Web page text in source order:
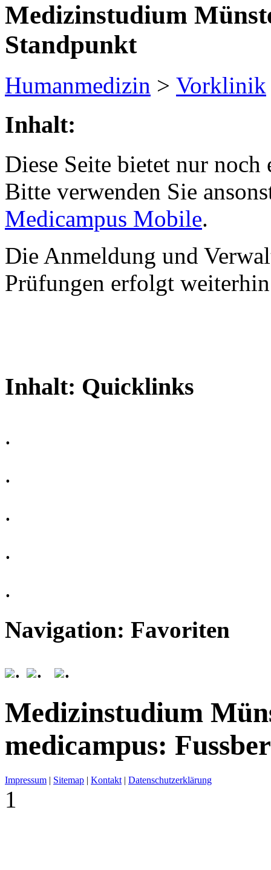
Medizinstudium
Standpunkt
Humanmedizin > Vorklinik
Inhalt:
Diese Seite bietet nur
Bitte verwenden Sie
Medicampus Mobile.
Die Anmeldung und
Prüfungen erfolgt
Inhalt: Quicklinks
.
.
.
.
.
Navigation: Favoriten
.
. .
Medizinstudium
medicampus:
Impressum | Sitemap | Kontakt | Datenschutzerklärung
1